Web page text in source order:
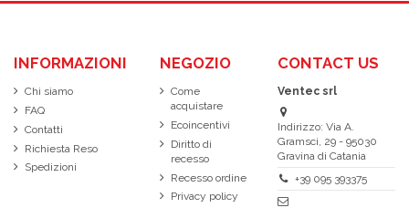
INFORMAZIONI
Chi siamo
FAQ
Contatti
Richiesta Reso
Spedizioni
NEGOZIO
Come
acquistare
Ecoincentivi
Diritto di
recesso
Recesso ordine
Privacy policy
CONTACT US
Ventec srl
Indirizzo: Via A.
Gramsci, 29 - 95030
Gravina di Catania
+39 095 393375